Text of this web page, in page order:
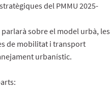
del PMMU 2025-
sobre el model urbà, les
de mobilitat i transport
urbanístic.